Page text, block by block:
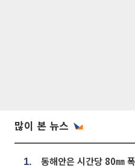
많이 본 뉴스
1.